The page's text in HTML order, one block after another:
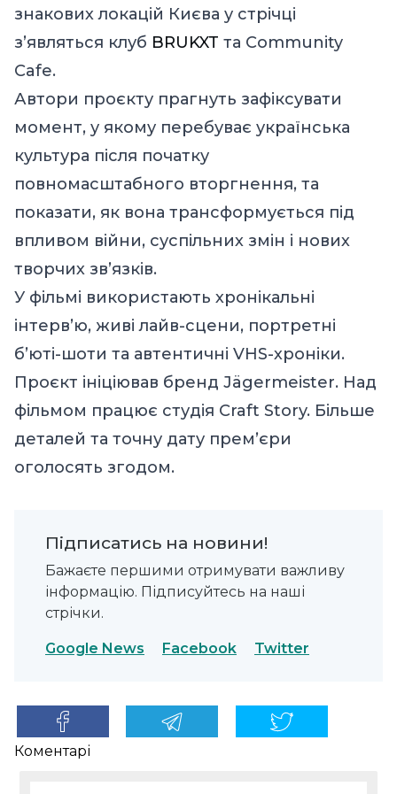
знакових локацій Києва у стрічці
з’являться клуб BRUKXT та Community
Cafe.
Автори проєкту прагнуть зафіксувати
момент, у якому перебуває українська
культура після початку
повномасштабного вторгнення, та
показати, як вона трансформується під
впливом війни, суспільних змін і нових
творчих зв’язків.
У фільмі використають хронікальні
інтерв’ю, живі лайв-сцени, портретні
б’юті-шоти та автентичні VHS-хроніки.
Проєкт ініціював бренд Jägermeister. Над
фільмом працює студія Craft Story. Більше
деталей та точну дату премʼєри
оголосять згодом.
Підписатись на новини!
Бажаєте першими отримувати важливу
інформацію. Підписуйтесь на наші
стрічки.
Google News Facebook Twitter
Коментарі